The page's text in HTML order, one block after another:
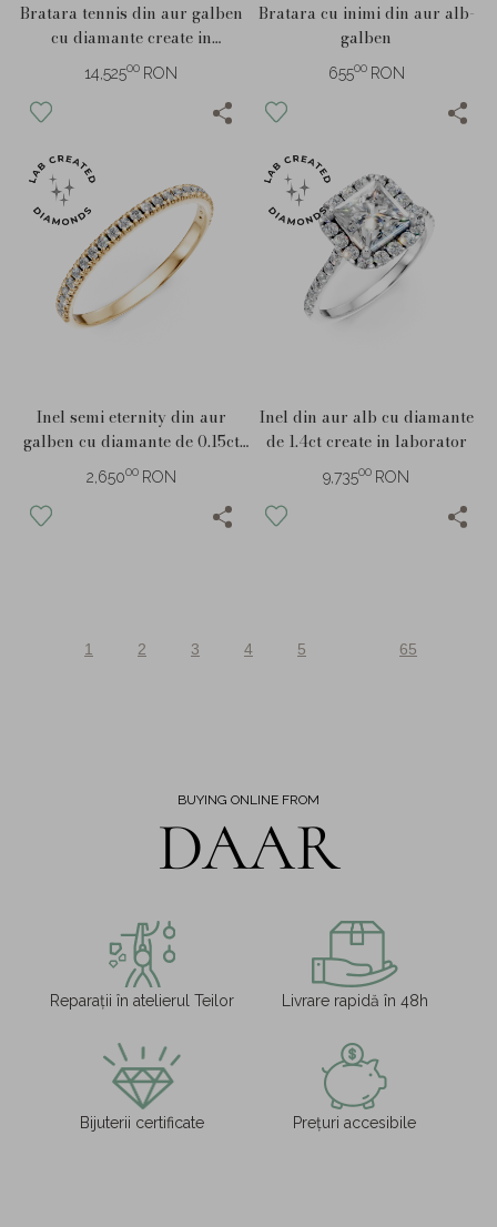
Bratara tennis din aur galben
cu diamante create in
laborator de 2.2ct
14,52500 RON
Bratara cu inimi din aur alb-
galben
65500 RON
Inel semi eternity din aur
galben cu diamante de 0.15ct
create in laborator
2,65000 RON
Inel din aur alb cu diamante
de 1.4ct create in laborator
9,73500 RON
1 2 3 4 5 65
BUYING ONLINE FROM
DAAR
Reparații în atelierul Teilor Livrare rapidă în 48h
Bijuterii certificate Prețuri accesibile